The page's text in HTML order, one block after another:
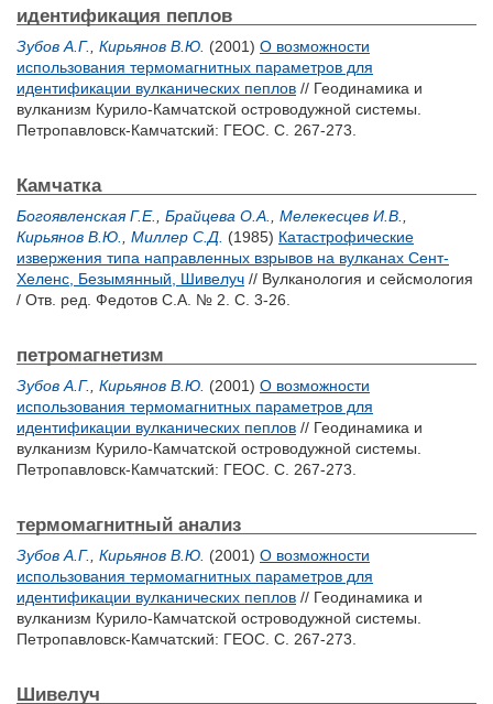
идентификация пеплов
Зубов А.Г. Кирьянов В.Ю. (2001) О возможности
использования термомагнитных параметров для
идентификации вулканических пеплов // Геодинамика и
вулканизм Курило-Камчатской островодужной системы.
Петропавловск-Камчатский: ГЕОС. С. 267-273.
Камчатка
Богоявленская Г.Е. Брайцева О.А. Мелекесцев И.В.
Кирьянов В.Ю.
Миллер С.Д. (1985) Катастрофические
извержения типа направленных взрывов на вулканах Сент-
Хеленс, Безымянный, Шивелуч // Вулканология и сейсмология
/ Отв. ред. Федотов С.А. № 2. С. 3-26.
петромагнетизм
Зубов А.Г. Кирьянов В.Ю. (2001) О возможности
использования термомагнитных параметров для
идентификации вулканических пеплов // Геодинамика и
вулканизм Курило-Камчатской островодужной системы.
Петропавловск-Камчатский: ГЕОС. С. 267-273.
термомагнитный анализ
Зубов А.Г. Кирьянов В.Ю. (2001) О возможности
использования термомагнитных параметров для
идентификации вулканических пеплов // Геодинамика и
вулканизм Курило-Камчатской островодужной системы.
Петропавловск-Камчатский: ГЕОС. С. 267-273.
Шивелуч